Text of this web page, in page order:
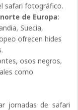
safari fotográfico.
de Europa:
Suecia,
ofrecen hides
osos negros,
como
jornadas de safari